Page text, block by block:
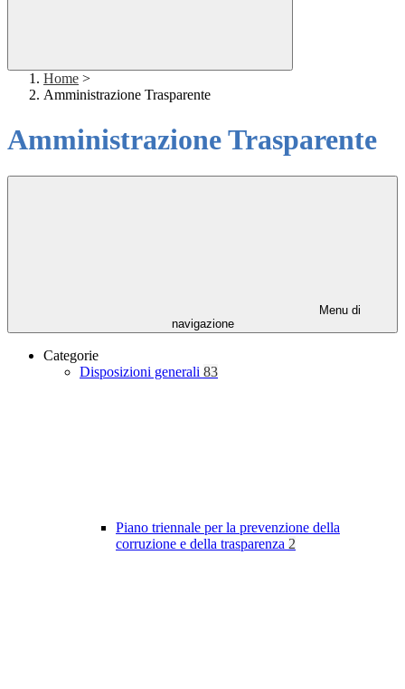
Home >
Amministrazione Trasparente
Amministrazione Trasparente
Menu di
navigazione
Categorie
Disposizioni generali 83
Piano triennale per la prevenzione della
corruzione e della trasparenza 2